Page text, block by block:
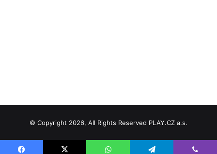
© Copyright 2026, All Rights Reserved PLAY.CZ a.s.